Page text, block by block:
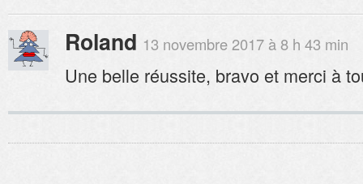
Roland 13 novembre 2017 à 8 h 43 min
Une belle réussite, bravo et merci à